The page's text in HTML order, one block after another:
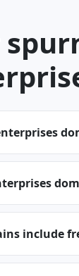
include